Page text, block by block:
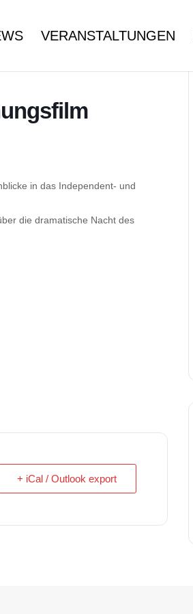
VERANSTALTUNGEN
in das Independent- und
die dramatische Nacht des
+ iCal / Outlook export